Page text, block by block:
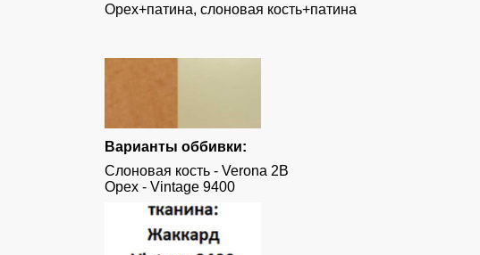
Орех+патина, слоновая кость+патина
Варианты оббивки:
Слоновая кость - Verona 2B
Орех - Vintage 9400